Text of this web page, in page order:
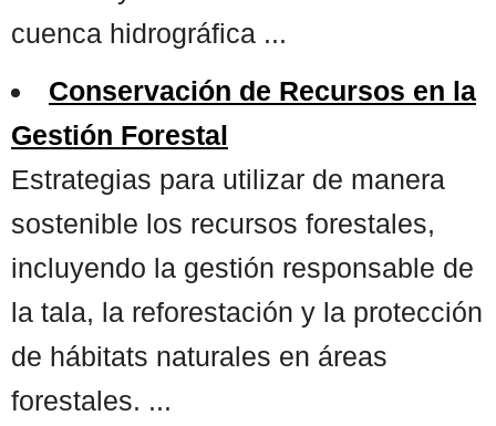
cuenca hidrográfica ...
Conservación de Recursos en la
Gestión Forestal
Estrategias para utilizar de manera
sostenible los recursos forestales,
incluyendo la gestión responsable de
la tala, la reforestación y la protección
de hábitats naturales en áreas
forestales. ...